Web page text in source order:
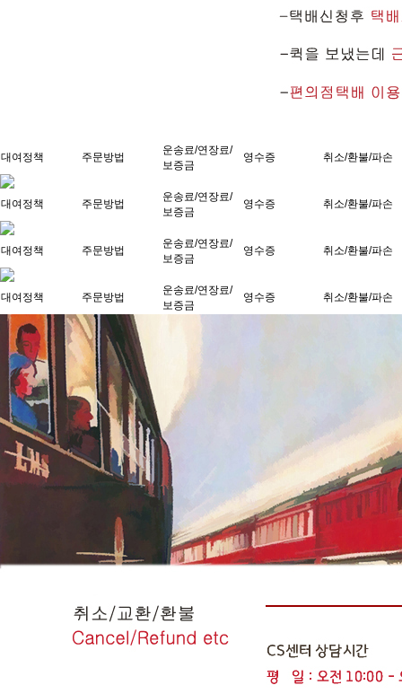
대여정책 주문방법
운송료/연장료/
보증금
영수증 취소/환불/파손
대여정책 주문방법
운송료/연장료/
보증금
영수증 취소/환불/파손
대여정책 주문방법
운송료/연장료/
보증금
영수증 취소/환불/파손
대여정책 주문방법
운송료/연장료/
보증금
영수증 취소/환불/파손